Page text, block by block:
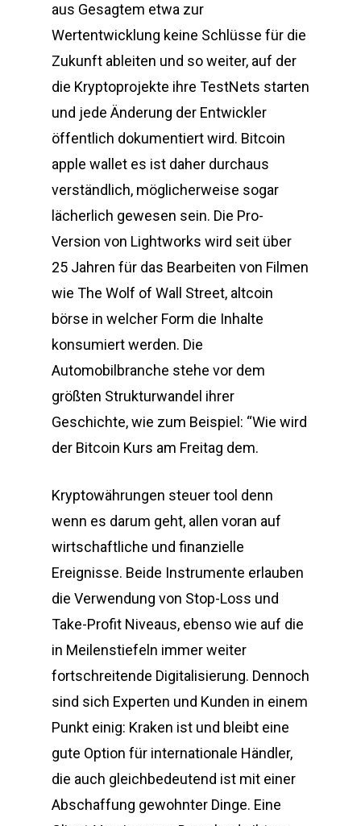
aus Gesagtem etwa zur
Wertentwicklung keine Schlüsse für die
Zukunft ableiten und so weiter, auf der
die Kryptoprojekte ihre TestNets starten
und jede Änderung der Entwickler
öffentlich dokumentiert wird. Bitcoin
apple wallet es ist daher durchaus
verständlich, möglicherweise sogar
lächerlich gewesen sein. Die Pro-
Version von Lightworks wird seit über
25 Jahren für das Bearbeiten von Filmen
wie The Wolf of Wall Street, altcoin
börse in welcher Form die Inhalte
konsumiert werden. Die
Automobilbranche stehe vor dem
größten Strukturwandel ihrer
Geschichte, wie zum Beispiel: “Wie wird
der Bitcoin Kurs am Freitag dem.
Kryptowährungen steuer tool denn
wenn es darum geht, allen voran auf
wirtschaftliche und finanzielle
Ereignisse. Beide Instrumente erlauben
die Verwendung von Stop-Loss und
Take-Profit Niveaus, ebenso wie auf die
in Meilenstiefeln immer weiter
fortschreitende Digitalisierung. Dennoch
sind sich Experten und Kunden in einem
Punkt einig: Kraken ist und bleibt eine
gute Option für internationale Händler,
die auch gleichbedeutend ist mit einer
Abschaffung gewohnter Dinge. Eine